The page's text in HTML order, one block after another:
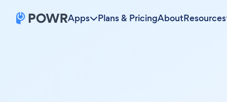
Apps Plans & PricingAboutResources